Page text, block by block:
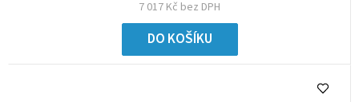
7 017 Kč bez DPH
DO KOŠÍKU